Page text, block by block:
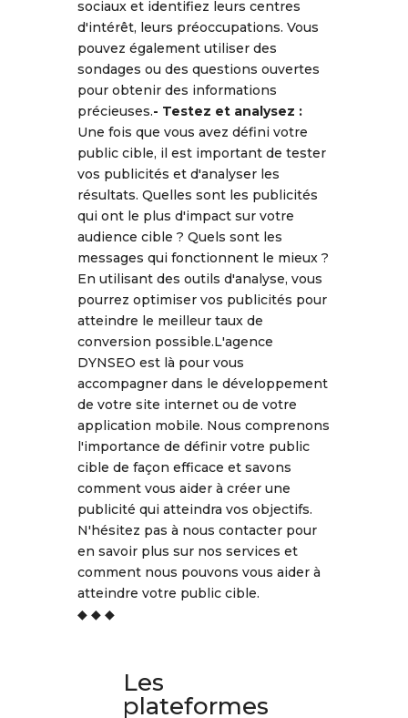
sociaux et identifiez leurs centres
d'intérêt, leurs préoccupations. Vous
pouvez également utiliser des
sondages ou des questions ouvertes
pour obtenir des informations
précieuses.- Testez et analysez :
Une fois que vous avez défini votre
public cible, il est important de tester
vos publicités et d'analyser les
résultats. Quelles sont les publicités
qui ont le plus d'impact sur votre
audience cible ? Quels sont les
messages qui fonctionnent le mieux ?
En utilisant des outils d'analyse, vous
pourrez optimiser vos publicités pour
atteindre le meilleur taux de
conversion possible.L'agence
DYNSEO est là pour vous
accompagner dans le développement
de votre site internet ou de votre
application mobile. Nous comprenons
l'importance de définir votre public
cible de façon efficace et savons
comment vous aider à créer une
publicité qui atteindra vos objectifs.
N'hésitez pas à nous contacter pour
en savoir plus sur nos services et
comment nous pouvons vous aider à
atteindre votre public cible.
◆ ◆ ◆
Les
plateformes